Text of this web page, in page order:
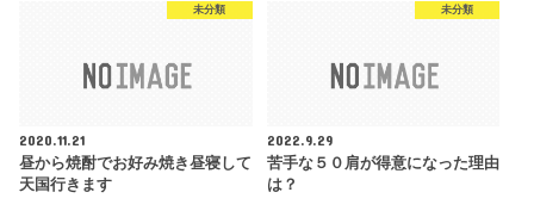
未分類
2020.11.21
昼から焼酎でお好み焼き昼寝して
天国行きます
未分類
2022.9.29
苦手な５０肩が得意になった理由
は？